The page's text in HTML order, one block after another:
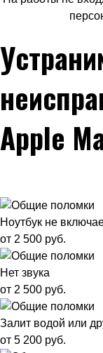
Apple
Ноутбук не
от 2 500 руб.
Нет звука
от 2 500 руб.
Залит водой или
от 5 200 руб.